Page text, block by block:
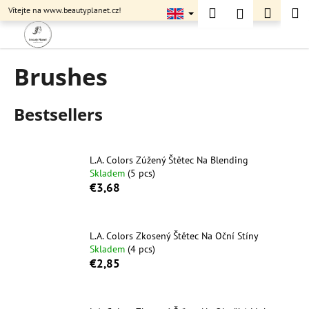
Skip
to
content
Vítejte na www.beautyplanet.cz! SearchLogin
Brushes
Bestsellers
L.A. Colors Zúžený Štětec Na Blending
Skladem (5 pcs)
€3,68
L.A. Colors Zkosený Štětec Na Oční Stíny
Skladem (4 pcs)
€2,85
C
a
r Back
Back
W
h
a